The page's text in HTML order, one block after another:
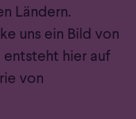
Ländern.
uns ein Bild von
entsteht hier auf
von